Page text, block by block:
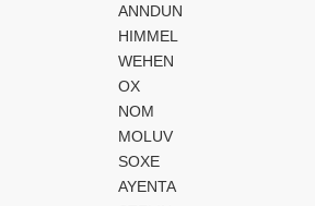
ANNDUN
HIMMEL
WEHEN
OX
NOM
MOLUV
SOXE
AYENTA